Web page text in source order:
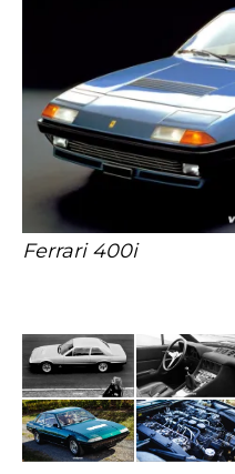
Ferrari 400i